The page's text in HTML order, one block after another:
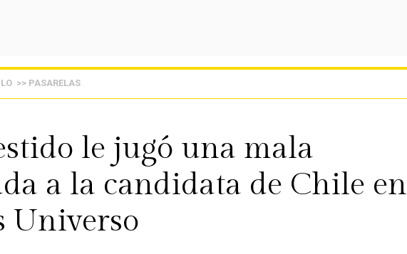
>> PASARELAS
le jugó una mala
a la candidata de Chile en
Universo